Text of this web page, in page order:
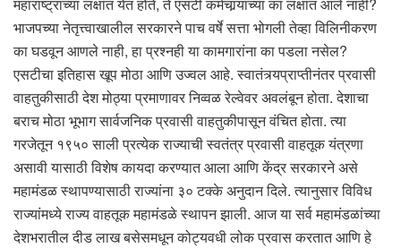
भाजपच्या नेतृत्त्वाखालील सरकारने पाच वर्षे सत्ता भोगली तेव्हा विलिनीकरण
का घडवून आणले नाही, हा प्रश्नही या कामगारांना का पडला नसेल?
एसटीचा इतिहास खूप मोठा आणि उज्वल आहे. स्वातंत्र्यप्राप्तीनंतर प्रवासी
वाहतुकीसाठी देश मोठ्या प्रमाणावर निव्वळ रेल्वेवर अवलंबून होता. देशाचा
बराच मोठा भूभाग सार्वजनिक प्रवासी वाहतुकीपासून वंचित होता. त्या
गरजेतून १९५० साली प्रत्येक राज्याची स्वतंत्र प्रवासी वाहतूक यंत्रणा
असावी यासाठी विशेष कायदा करण्यात आला आणि केंद्र सरकारने असे
महामंडळ स्थापण्यासाठी राज्यांना ३० टक्के अनुदान दिले. त्यानुसार विविध
राज्यांमध्ये राज्य वाहतूक महामंडळे स्थापन झाली. आज या सर्व महामंडळांच्या
देशभरातील दीड लाख बसेसमधून कोट्यवधी लोक प्रवास करतात आणि हे